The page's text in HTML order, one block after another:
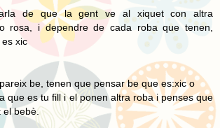
de que la gent ve al xiquet con altra
rosa, i dependre de cada roba que tenen,
xic
be, tenen que pensar be que es:xic o
que es tu fill i el ponen altra roba i penses que
el bebè.